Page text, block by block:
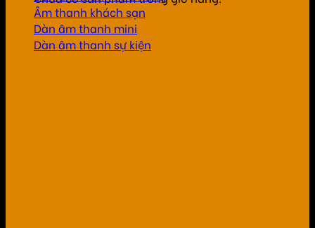
Âm thanh khách sạn
Dàn âm thanh mini
Dàn âm thanh sự kiện